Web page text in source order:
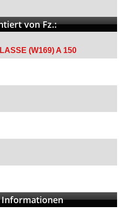
von Fz.:
(W169) A 150
Informationen